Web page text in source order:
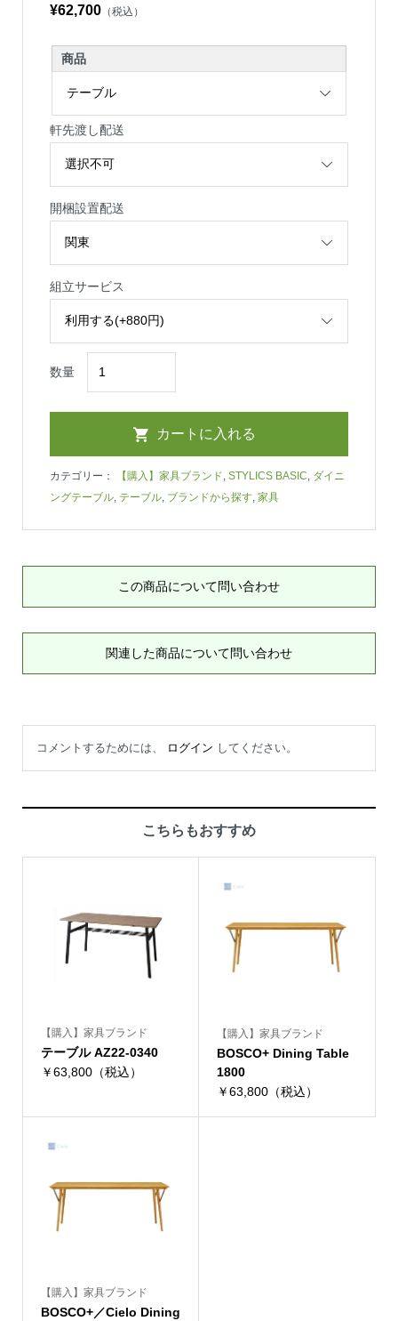
¥62,700（税込）
商品
軒先渡し配送
開梱設置配送
組立サービス
数量
カテゴリー： 【購入】家具ブランド, STYLICS BASIC, ダイニ
ングテーブル, テーブル, ブランドから探す, 家具
この商品について問い合わせ
関連した商品について問い合わせ
コメントするためには、 ログイン してください。
こちらもおすすめ
【購入】家具ブランド
テーブル AZ22-0340
￥63,800（税込）
【購入】家具ブランド
BOSCO+ Dining Table
1800
￥63,800（税込）
【購入】家具ブランド
BOSCO+／Cielo Dining